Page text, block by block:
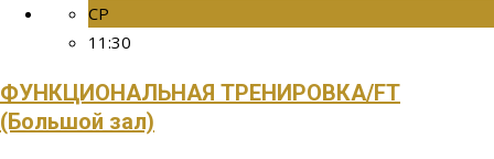
СР
11:30
ФУНКЦИОНАЛЬНАЯ ТРЕНИРОВКА/FT
(Большой зал)